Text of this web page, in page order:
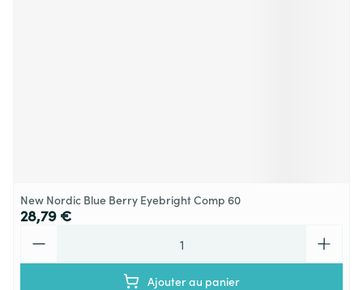
New Nordic Blue Berry Eyebright Comp 60
28,79 €
Ajouter au panier